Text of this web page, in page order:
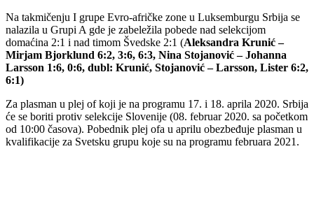
Na takmičenju I grupe Evro-afričke zone u Luksemburgu Srbija se
nalazila u Grupi A gde je zabeležila pobede nad selekcijom
domaćina 2:1 i nad timom Švedske 2:1 (Aleksandra Krunić –
Mirjam Bjorklund 6:2, 3:6, 6:3, Nina Stojanović – Johanna
Larsson 1:6, 0:6, dubl: Krunić, Stojanović – Larsson, Lister 6:2,
6:1)
Za plasman u plej of koji je na programu 17. i 18. aprila 2020. Srbija
će se boriti protiv selekcije Slovenije (08. februar 2020. sa početkom
od 10:00 časova). Pobednik plej ofa u aprilu obezbeđuje plasman u
kvalifikacije za Svetsku grupu koje su na programu februara 2021.